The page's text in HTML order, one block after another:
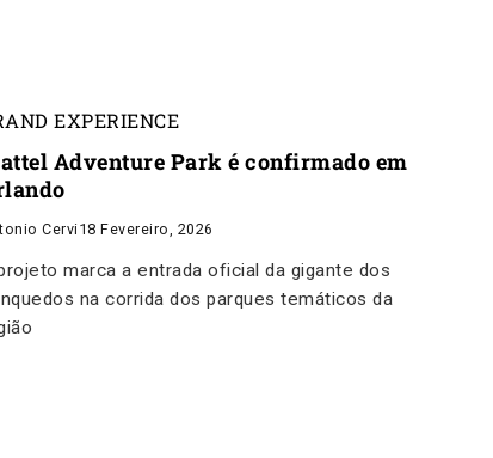
EXPERIENCE
Adventure Park é confirmado em
Cervi 18 Fevereiro, 2026
marca a entrada oficial da gigante dos
na corrida dos parques temáticos da